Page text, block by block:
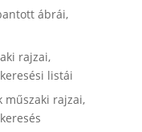
ábrái,
rajzai,
listái
rajzai,